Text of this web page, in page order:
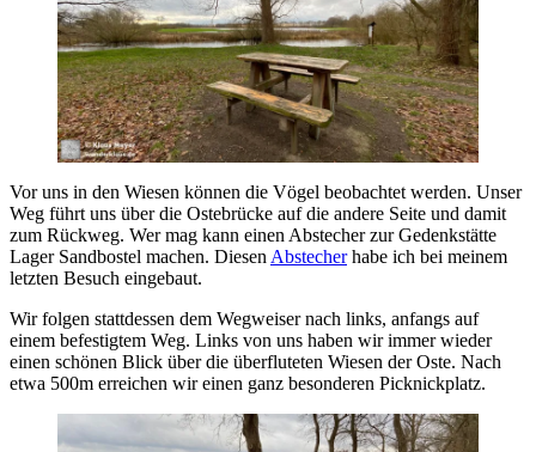
Vor uns in den Wiesen können die Vögel beobachtet werden. Unser
Weg führt uns über die Ostebrücke auf die andere Seite und damit
zum Rückweg. Wer mag kann einen Abstecher zur Gedenkstätte
Lager Sandbostel machen. Diesen Abstecherhabe ich bei meinem
letzten Besuch eingebaut.
Wir folgen stattdessen dem Wegweiser nach links, anfangs auf
einem befestigtem Weg. Links von uns haben wir immer wieder
einen schönen Blick über die überfluteten Wiesen der Oste. Nach
etwa 500m erreichen wir einen ganz besonderen Picknickplatz.